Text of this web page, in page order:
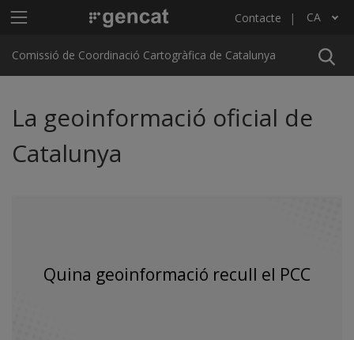
Menú principal C4 Contacte CA
Llista les accions addicionals
Comissió de Coordinació Cartogràfica de Catalunya
La geoinformació oficial de
Catalunya
Quina geoinformació recull el PCC